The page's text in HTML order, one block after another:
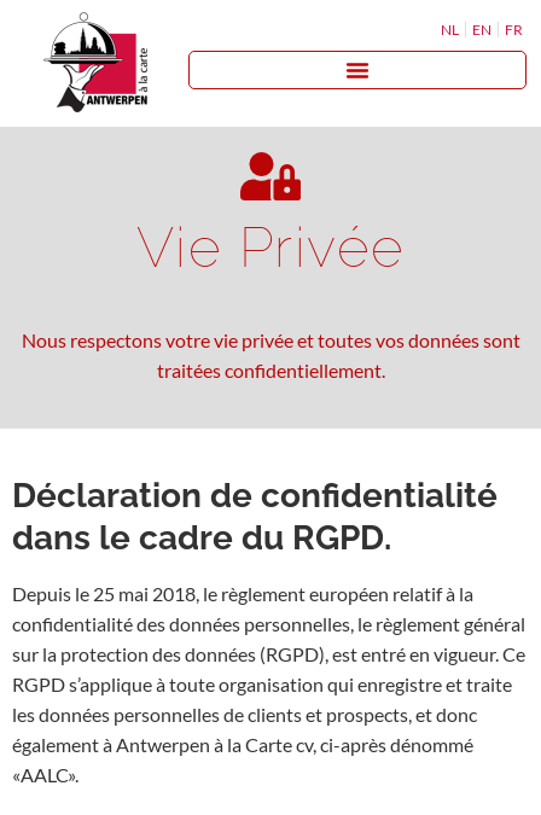
NL EN FR
Vie Privée
Nous respectons votre vie privée et toutes vos données sont
traitées confidentiellement.
Déclaration de confidentialité
dans le cadre du RGPD.
Depuis le 25 mai 2018, le règlement européen relatif à la
confidentialité des données personnelles, le règlement général
sur la protection des données (RGPD), est entré en vigueur. Ce
RGPD s’applique à toute organisation qui enregistre et traite
les données personnelles de clients et prospects, et donc
également à Antwerpen à la Carte cv, ci-après dénommé
«AALC».